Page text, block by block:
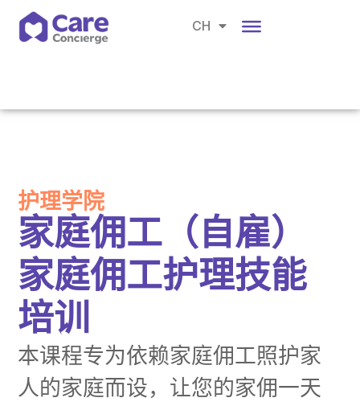
CH
BM
护理学院
家庭佣工（自雇）
家庭佣工护理技能
培训
本课程专为依赖家庭佣工照护家
人的家庭而设，让您的家佣一天